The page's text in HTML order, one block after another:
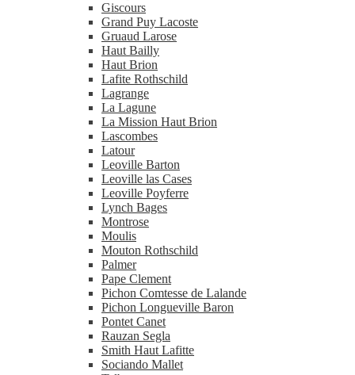
Giscours
Grand Puy Lacoste
Gruaud Larose
Haut Bailly
Haut Brion
Lafite Rothschild
Lagrange
La Lagune
La Mission Haut Brion
Lascombes
Latour
Leoville Barton
Leoville las Cases
Leoville Poyferre
Lynch Bages
Montrose
Moulis
Mouton Rothschild
Palmer
Pape Clement
Pichon Comtesse de Lalande
Pichon Longueville Baron
Pontet Canet
Rauzan Segla
Smith Haut Lafitte
Sociando Mallet